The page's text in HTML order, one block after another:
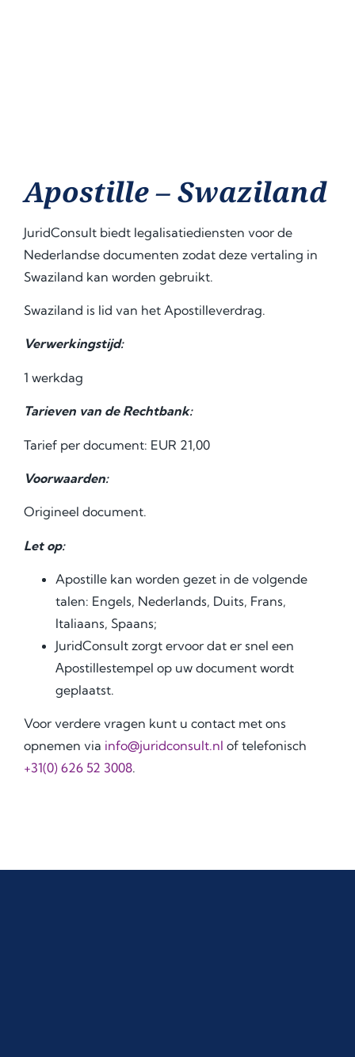
Apostille – Swaziland
JuridConsult biedt legalisatiediensten voor de
Nederlandse documenten zodat deze vertaling in
Swaziland kan worden gebruikt.
Swaziland is lid van het Apostilleverdrag.
Verwerkingstijd:
1 werkdag
Tarieven van de Rechtbank:
Tarief per document: EUR 21,00
Voorwaarden:
Origineel document.
Let op:
Apostille kan worden gezet in de volgende
talen: Engels, Nederlands, Duits, Frans,
Italiaans, Spaans;
JuridConsult zorgt ervoor dat er snel een
Аpostillestempel op uw document wordt
geplaatst.
Voor verdere vragen kunt u contact met ons
opnemen via info@juridconsult.nl of telefonisch
+31(0) 626 52 3008.